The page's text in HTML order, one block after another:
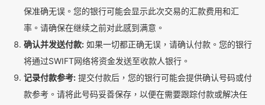
保准确无误。您的银行可能会显示此次交易的汇款费用和汇
率。请确保在继续之前对此感到满意。
确认并发送付款: 如果一切都正确无误，请确认付款。您的银行
将通过SWIFT网络将资金发送至收款人银行。
记录付款参考: 提交付款后，您的银行可能会提供确认号码或付
款参考。请将此号码妥善保存，以便在需要跟踪付款或解决任